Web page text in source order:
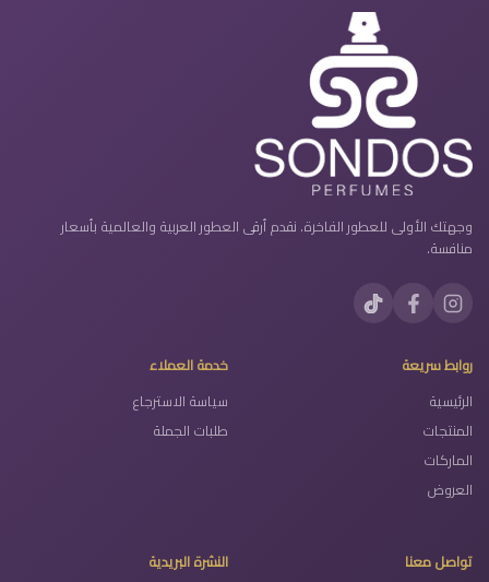
وجهتك الأولى للعطور الفاخرة. نقدم أرقى العطور العربية والعالمية بأسعار
منافسة.
روابط سريعة
الرئيسية
المنتجات
الماركات
العروض
خدمة العملاء
سياسة الاسترجاع
طلبات الجملة
تواصل معنا النشرة البريدية